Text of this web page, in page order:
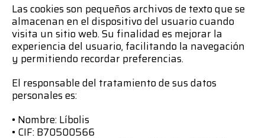
Las cookies son pequeños archivos de texto que se
almacenan en el dispositivo del usuario cuando
visita un sitio web. Su finalidad es mejorar la
experiencia del usuario, facilitando la navegación
y permitiendo recordar preferencias.
El responsable del tratamiento de sus datos
personales es:
• Nombre: Líbolis
• CIF: B70500566